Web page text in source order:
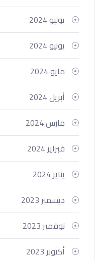
يوليو 2024
يونيو 2024
مايو 2024
أبريل 2024
مارس 2024
فبراير 2024
يناير 2024
ديسمبر 2023
نوفمبر 2023
أكتوبر 2023